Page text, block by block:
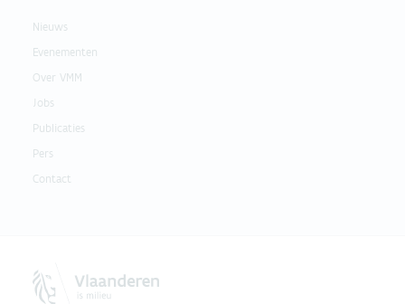
Nieuws
Evenementen
Over VMM
Jobs
Publicaties
Pers
Contact